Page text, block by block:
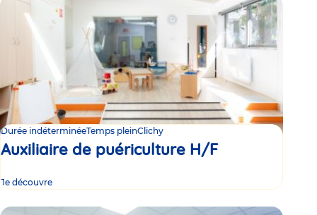
Durée indéterminéeTemps pleinClichy
Auxiliaire de puériculture H/F
Je découvre